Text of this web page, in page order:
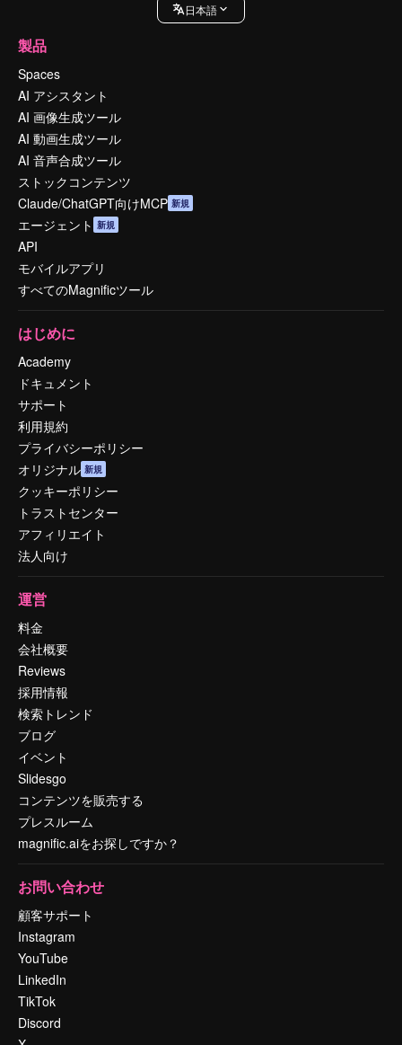
日本語
製品
Spaces
AI アシスタント
AI 画像生成ツール
AI 動画生成ツール
AI 音声合成ツール
ストックコンテンツ
Claude/ChatGPT向けMCP 新規
エージェント 新規
API
モバイルアプリ
すべてのMagnificツール
はじめに
Academy
ドキュメント
サポート
利用規約
プライバシーポリシー
オリジナル 新規
クッキーポリシー
トラストセンター
アフィリエイト
法人向け
運営
料金
会社概要
Reviews
採用情報
検索トレンド
ブログ
イベント
Slidesgo
コンテンツを販売する
プレスルーム
magnific.aiをお探しですか？
お問い合わせ
顧客サポート
Instagram
YouTube
LinkedIn
TikTok
Discord